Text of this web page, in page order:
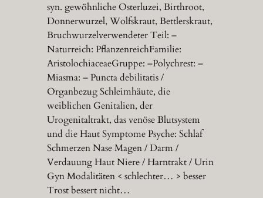
syn. gewöhnliche Osterluzei, Birthroot,
Donnerwurzel, Wolfskraut, Bettlerskraut,
Bruchwurzelverwendeter Teil: –
Naturreich: PflanzenreichFamilie:
AristolochiaceaeGruppe: –Polychrest: –
Miasma: – Puncta debilitatis /
Organbezug Schleimhäute, die
weiblichen Genitalien, der
Urogenitaltrakt, das venöse Blutsystem
und die Haut Symptome Psyche: Schlaf
Schmerzen Nase Magen / Darm /
Verdauung Haut Niere / Harntrakt / Urin
Gyn Modalitäten < schlechter… > besser
Trost bessert nicht…